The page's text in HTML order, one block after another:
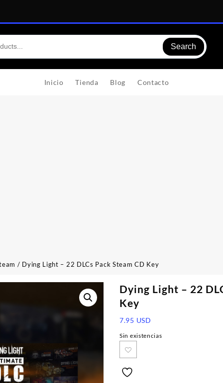
Search
Inicio Tienda Blog Contacto
/ Dying Light – 22 DLCs Pack Steam CD Key
Dying Light – 22
Key
7.95 USD
Sin existencias